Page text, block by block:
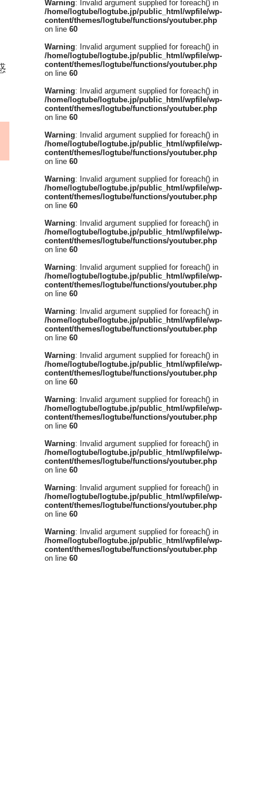
Warning: Invalid argument supplied for foreach() in
/home/logtube/logtube.jp/public_html/wpfile/wp-
content/themes/logtube/functions/youtuber.php
on line 60
Warning: Invalid argument supplied for foreach() in
/home/logtube/logtube.jp/public_html/wpfile/wp-
content/themes/logtube/functions/youtuber.php
on line 60
Warning: Invalid argument supplied for foreach() in
/home/logtube/logtube.jp/public_html/wpfile/wp-
content/themes/logtube/functions/youtuber.php
on line 60
Warning: Invalid argument supplied for foreach() in
/home/logtube/logtube.jp/public_html/wpfile/wp-
content/themes/logtube/functions/youtuber.php
on line 60
Warning: Invalid argument supplied for foreach() in
/home/logtube/logtube.jp/public_html/wpfile/wp-
content/themes/logtube/functions/youtuber.php
on line 60
Warning: Invalid argument supplied for foreach() in
/home/logtube/logtube.jp/public_html/wpfile/wp-
content/themes/logtube/functions/youtuber.php
on line 60
Warning: Invalid argument supplied for foreach() in
/home/logtube/logtube.jp/public_html/wpfile/wp-
content/themes/logtube/functions/youtuber.php
on line 60
Warning: Invalid argument supplied for foreach() in
/home/logtube/logtube.jp/public_html/wpfile/wp-
content/themes/logtube/functions/youtuber.php
on line 60
Warning: Invalid argument supplied for foreach() in
/home/logtube/logtube.jp/public_html/wpfile/wp-
content/themes/logtube/functions/youtuber.php
on line 60
Warning: Invalid argument supplied for foreach() in
/home/logtube/logtube.jp/public_html/wpfile/wp-
content/themes/logtube/functions/youtuber.php
on line 60
Warning: Invalid argument supplied for foreach() in
/home/logtube/logtube.jp/public_html/wpfile/wp-
content/themes/logtube/functions/youtuber.php
on line 60
Warning: Invalid argument supplied for foreach() in
/home/logtube/logtube.jp/public_html/wpfile/wp-
content/themes/logtube/functions/youtuber.php
on line 60
Warning: Invalid argument supplied for foreach() in
/home/logtube/logtube.jp/public_html/wpfile/wp-
content/themes/logtube/functions/youtuber.php
on line 60